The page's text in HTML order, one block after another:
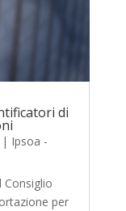
di
| Ipsoa -
Consiglio
per